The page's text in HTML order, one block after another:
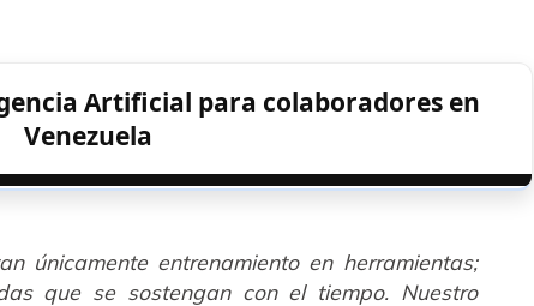
Artificial para colaboradores en
Venezuela
únicamente entrenamiento en herramientas;
que se sostengan con el tiempo. Nuestro